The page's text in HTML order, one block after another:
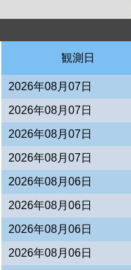
観測日
2026年08月07日
2026年08月07日
2026年08月07日
2026年08月07日
2026年08月06日
2026年08月06日
2026年08月06日
2026年08月06日